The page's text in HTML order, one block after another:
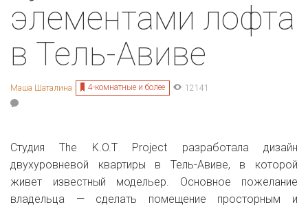
элементами лофта
в Тель-Авиве
Маша Шаталина 4-комнатные и более 12141
Студия The K.O.T Project разработала дизайн
двухуровневой квартиры в Тель-Авиве, в которой
живет известный модельер. Основное пожелание
владельца — сделать помещение просторным и